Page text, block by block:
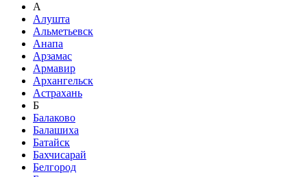
А
Алушта
Альметьевск
Анапа
Арзамас
Армавир
Архангельск
Астрахань
Б
Балаково
Балашиха
Батайск
Бахчисарай
Белгород